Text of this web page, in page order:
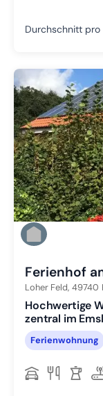
Durchschnitt pro
Ferienhof
Loher Feld, 49740
Hochwertige
zentral im
Ferienwohnung